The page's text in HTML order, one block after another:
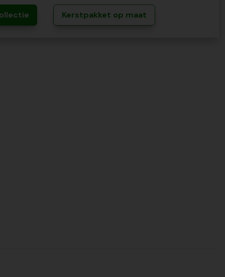
Kerstpakket op maat